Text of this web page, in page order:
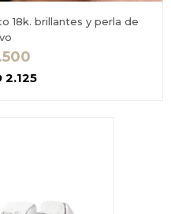
18k. brillantes y perla de
2.125